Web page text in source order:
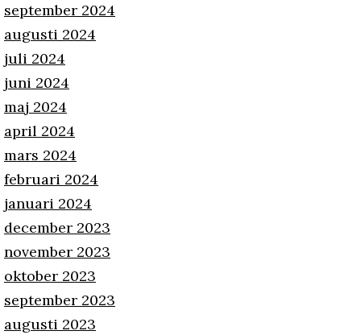
september 2024
augusti 2024
juli 2024
juni 2024
maj 2024
april 2024
mars 2024
februari 2024
januari 2024
december 2023
november 2023
oktober 2023
september 2023
augusti 2023